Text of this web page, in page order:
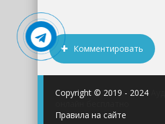
Комментировать
Copyright © 2019 - 2024
Правила на сайте